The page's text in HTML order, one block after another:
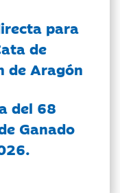
para
de
de Aragón
del 68
Ganado